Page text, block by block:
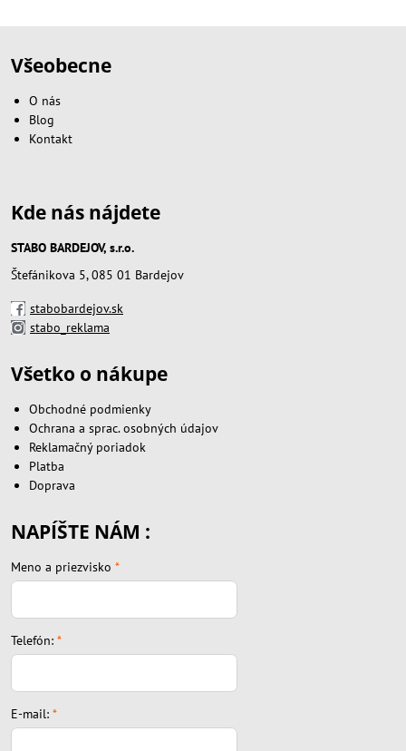
Všeobecne
O nás
Blog
Kontakt
Kde nás nájdete
STABO BARDEJOV, s.r.o.
Štefánikova 5, 085 01 Bardejov
stabobardejov.sk
stabo_reklama
Všetko o nákupe
Obchodné podmienky
Ochrana a sprac. osobných údajov
Reklamačný poriadok
Platba
Doprava
NAPÍŠTE NÁM :
Meno a priezvisko *
Telefón: *
E-mail: *